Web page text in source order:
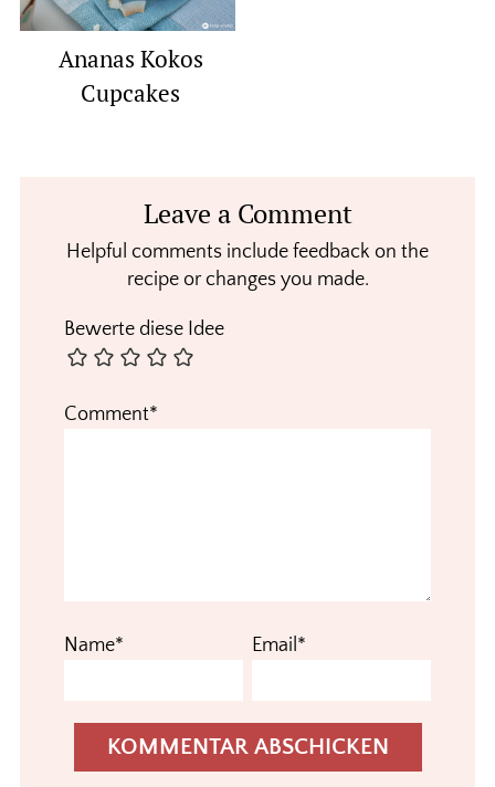
Ananas Kokos
Cupcakes
InteractionsLeave a Comment
Helpful comments include feedback on the
recipe or changes you made.
Bewerte diese Idee
Comment*
Name* Email*